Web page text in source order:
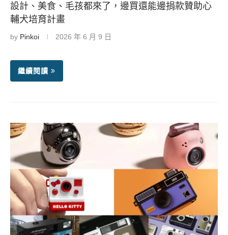
設計、美食、毛孩都來了，邊買還能邊捐款贊助心
輔犬培育計畫
by Pinkoi 2026 年 6 月 9 日
繼續閱讀